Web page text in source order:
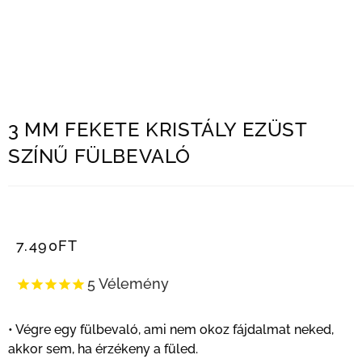
3 MM FEKETE KRISTÁLY EZÜST
SZÍNŰ FÜLBEVALÓ
7.490FT
5Vélemény
• Végre egy fülbevaló, ami nem okoz fájdalmat neked,
akkor sem, ha érzékeny a füled.